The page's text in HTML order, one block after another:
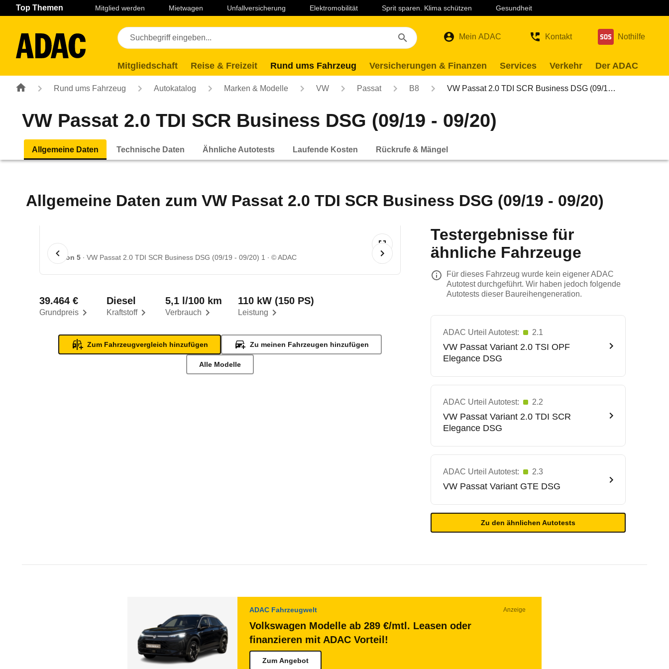
Navigation Seiteninhalt Fußzeile
Top Themen Mitglied werden Mietwagen Unfallversicherung Elektromobilität Sprit sparen. Klima schützen Gesundheit
Mein ADAC Kontakt Nothilfe
Mitgliedschaft Reise & Freizeit Rund ums Fahrzeug Versicherungen & Finanzen Services Verkehr Der ADAC
Rund ums Fahrzeug Autokatalog Marken & Modelle VW Passat B8 VW Passat 2.0 TDI SCR Business DSG (09/1…
VW Passat 2.0 TDI SCR Business DSG (09/19 - 09/20)
Allgemeine Daten Technische Daten Ähnliche Autotests Laufende Kosten Rückrufe & Mängel
Allgemeine Daten zum VW Passat 2.0 TDI SCR Business DSG (09/19 - 09/20)
1 von 5 VW Passat 2.0 TDI SCR Business DSG (09/19 - 09/20) 1 © ADAC
Grundpreis
39.464 €
Kraftstoff
Diesel
Verbrauch
5,1 l/100 km
Leistung
110 kW (150 PS)
Zum Fahrzeugvergleich hinzufügen Zu meinen Fahrzeugen hinzufügen
Alle Modelle
Testergebnisse für
ähnliche Fahrzeuge
Für dieses Fahrzeug wurde kein eigener ADAC
Autotest durchgeführt. Wir haben jedoch folgende
Autotests dieser Baureihengeneration.
ADAC Urteil Autotest: 2.1
VW Passat Variant 2.0 TSI OPF
Elegance DSG
ADAC Urteil Autotest: 2.2
VW Passat Variant 2.0 TDI SCR
Elegance DSG
ADAC Urteil Autotest: 2.3
VW Passat Variant GTE DSG
Zu den ähnlichen Autotests
ADAC Fahrzeugwelt Anzeige
Volkswagen Modelle ab 289 €/mtl. Leasen oder
finanzieren mit ADAC Vorteil!
Zum Angebot